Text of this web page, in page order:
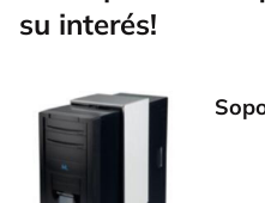
su interés!